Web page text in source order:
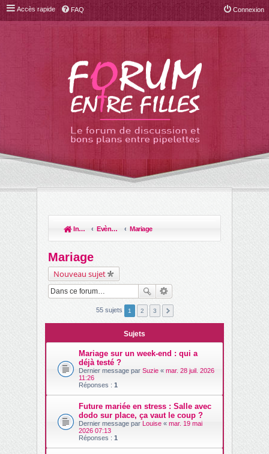
Accès rapide FAQ Connexion
Index du forum Evènements de la vie & leur organisation! Mariage
ec
Mariage
Nouveau sujet
55 sujets 1 2 3
Sujets
Mariage sur un week-end : qui a
déjà testé ?
Dernier message par Suzie « mar. 28 juil. 2026
11:26
Réponses : 1
Future mariée en stress : Salle avec
dodo sur place, ça vaut le coup ?
Dernier message par Louise « mar. 19 mai
2026 07:13
Réponses : 1